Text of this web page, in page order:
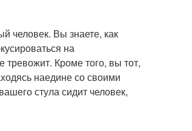
человек. Вы знаете, как
на
тревожит. Кроме того, вы тот,
наедине со своими
стула сидит человек,